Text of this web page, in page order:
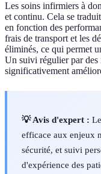
Les soins infirmiers à
et continu. Cela se
en fonction des
frais de transport et les
éliminés, ce qui permet
Un suivi régulier par
significativement
💡 Avis d'expert :
efficace aux enjeux
sécurité, et suivi
d'expérience des